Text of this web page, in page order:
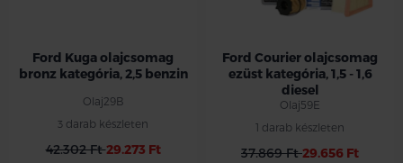
Ford Kuga olajcsomag
bronz kategória, 2,5 benzin
Olaj29B
3 darab készleten
42.302 Ft29.273 Ft
Ford Courier olajcsomag
ezüst kategória, 1,5 - 1,6
diesel
Olaj59E
1 darab készleten
37.869 Ft29.656 Ft